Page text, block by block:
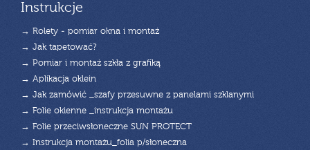
Instrukcje
→ Rolety - pomiar okna i montaż
→ Jak tapetować?
→ Pomiar i montaż szkła z grafiką
→ Aplikacja oklein
→ Jak zamówić _szafy przesuwne z panelami szklanymi
→ Folie okienne _instrukcja montażu
→ Folie przeciwsłoneczne SUN PROTECT
→ Instrukcja montażu_folia p/słoneczna